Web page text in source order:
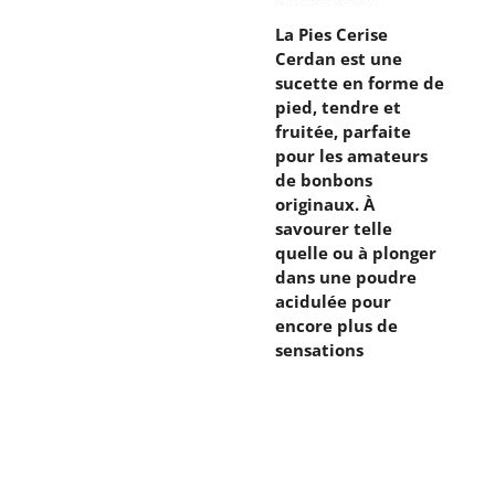
La Pies Cerise
Cerdan est une
sucette en forme de
pied, tendre et
fruitée, parfaite
pour les amateurs
de bonbons
originaux. À
savourer telle
quelle ou à plonger
dans une poudre
acidulée pour
encore plus de
sensations